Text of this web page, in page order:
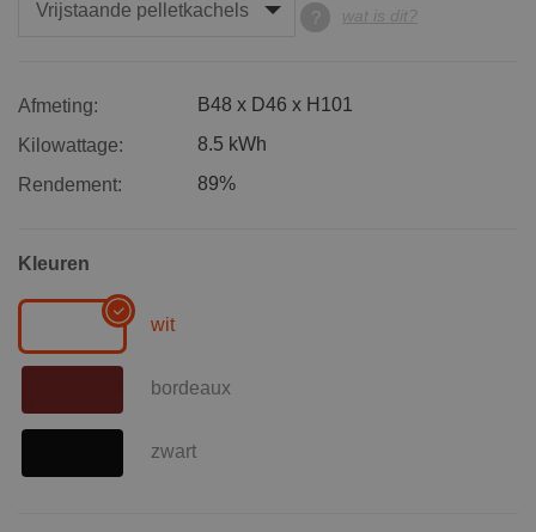
wat is dit?
Afmeting:
B48 x D46 x H101
Kilowattage:
8.5 kWh
Rendement:
89%
Kleuren
wit
bordeaux
zwart